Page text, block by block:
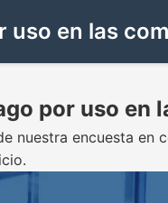
uso en las
por uso en
nuestra encuesta